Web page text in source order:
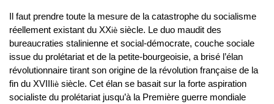
Il faut prendre toute la mesure de la catastrophe du socialisme
réellement existant du XXiè siècle. Le duo maudit des
bureaucraties stalinienne et social-démocrate, couche sociale
issue du prolétariat et de la petite-bourgeoisie, a brisé l’élan
révolutionnaire tirant son origine de la révolution française de la
fin du XVIIIiè siècle. Cet élan se basait sur la forte aspiration
socialiste du prolétariat jusqu’à la Première guerre mondiale